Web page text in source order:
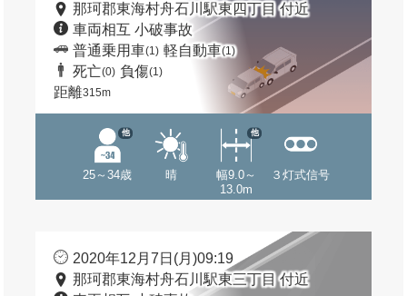
那珂郡東海村舟石川駅東四丁目 付近
車両相互 小破事故
普通乗用車(1) 軽自動車(1)
死亡(0) 負傷(1)
距離315m
25～34歳
他
晴
幅9.0～
13.0m
他
３灯式信号
2020年12月7日(月)09:19
那珂郡東海村舟石川駅東三丁目 付近